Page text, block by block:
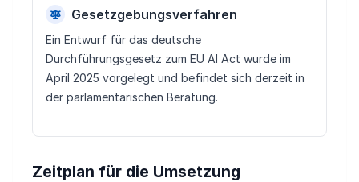
Gesetzgebungsverfahren
Ein Entwurf für das deutsche
Durchführungsgesetz zum EU AI Act wurde im
April 2025 vorgelegt und befindet sich derzeit in
der parlamentarischen Beratung.
Zeitplan für die Umsetzung